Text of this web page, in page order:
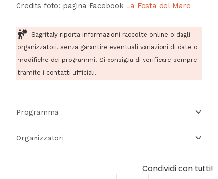
Credits foto: pagina Facebook La Festa del Mare
Sagritaly riporta informazioni raccolte online o dagli
organizzatori, senza garantire eventuali variazioni di date o
modifiche dei programmi. Si consiglia di verificare sempre
tramite i contatti ufficiali.
Programma
Organizzatori
Condividi con tutti!